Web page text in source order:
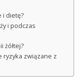
i dietę?
i podczas
żółtej?
ryzyka związane z